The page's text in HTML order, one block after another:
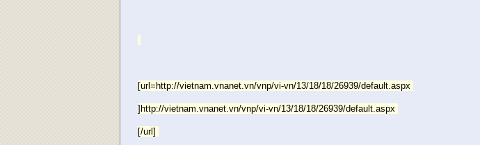
[url=http://vietnam.vnanet.vn/vnp/vi-vn/13/18/18/26939/default.aspx
]http://vietnam.vnanet.vn/vnp/vi-vn/13/18/18/26939/default.aspx
[/url]